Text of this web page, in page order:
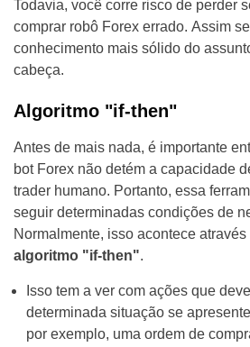
Todavia, você corre risco de perder
comprar robô Forex errado. Assim
conhecimento mais sólido do
cabeça.
Algoritmo "if-then"
Antes de mais nada, é importante
bot Forex não detém a capacidade
trader humano. Portanto, essa
seguir determinadas condições de
Normalmente, isso acontece
algoritmo "if-then".
Isso tem a ver com ações que
determinada situação se
por exemplo, uma ordem de